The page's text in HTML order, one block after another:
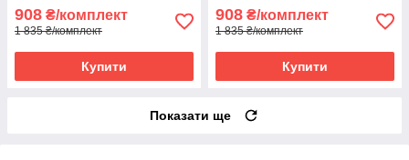
908 ₴/комплект
1 835 ₴/комплект
Купити
908 ₴/комплект
1 835 ₴/комплект
Купити
Показати ще